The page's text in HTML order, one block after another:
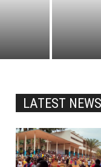
LATEST NEWS